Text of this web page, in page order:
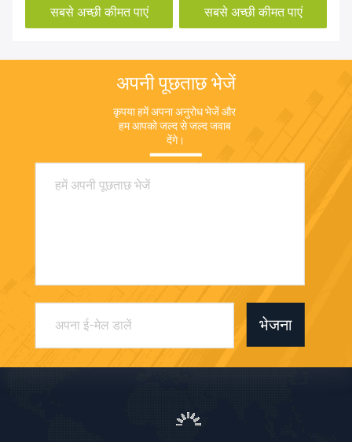
सबसे अच्छी कीमत पाएं सबसे अच्छी कीमत पाएं
अपनी पूछताछ भेजें
कृपया हमें अपना अनुरोध भेजें और
हम आपको जल्द से जल्द जवाब
देंगे।
भेजना